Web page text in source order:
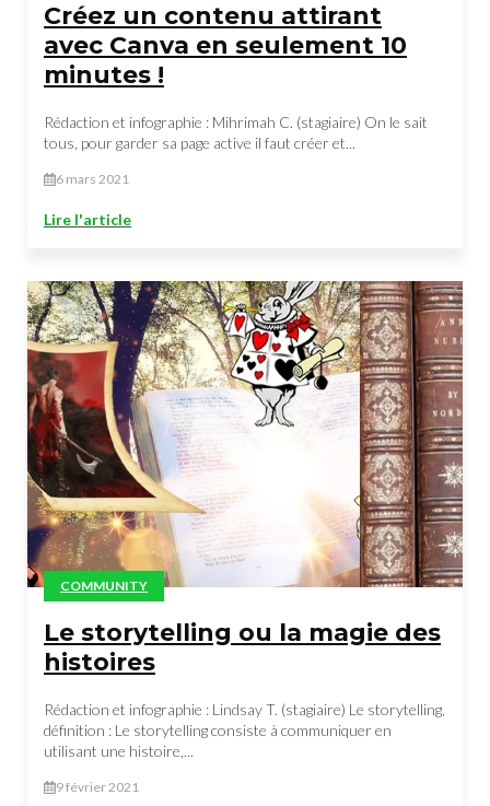
Créez un contenu attirant
avec Canva en seulement 10
minutes !
Rédaction et infographie : Mihrimah C. (stagiaire) On le sait
tous, pour garder sa page active il faut créer et...
6 mars 2021
Lire l'article
COMMUNITY
Le storytelling ou la magie des
histoires
Rédaction et infographie : Lindsay T. (stagiaire) Le storytelling,
définition : Le storytelling consiste à communiquer en
utilisant une histoire,...
9 février 2021